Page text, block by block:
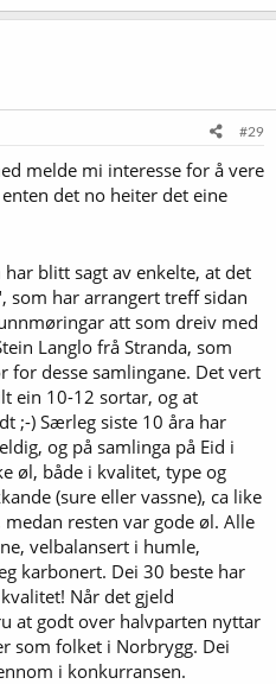
#29
melde mi interesse for å vere
det no heiter det eine
har blitt sagt av enkelte, at det
som har arrangert treff sidan
att som dreiv med
Langlo frå Stranda, som
for desse samlingane. Det vert
ein 10-12 sortar, og at
;-) Særleg siste 10 åra har
og på samlinga på Eid i
øl, både i kvalitet, type og
(sure eller vassne), ca like
resten var gode øl. Alle
velbalansert i humle,
karbonert. Dei 30 beste har
Når det gjeld
at godt over halvparten nyttar
som folket i Norbrygg. Dei
i konkurransen.